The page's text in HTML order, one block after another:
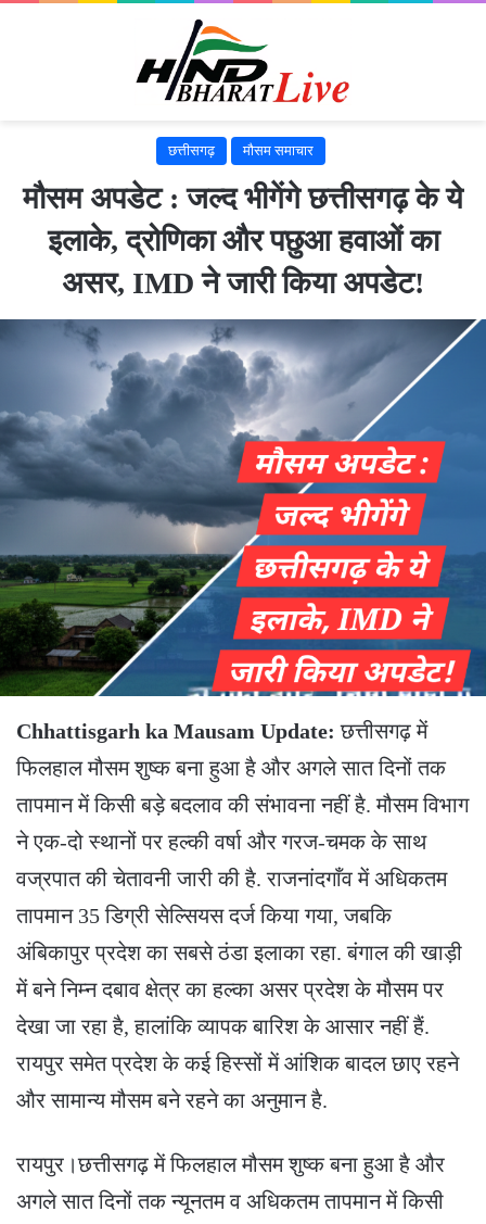
छत्तीसगढ़ मौसम समाचार
मौसम अपडेट : जल्द भीगेंगे छत्तीसगढ़ के ये
इलाके, द्रोणिका और पछुआ हवाओं का
असर, IMD ने जारी किया अपडेट!
Chhattisgarh ka Mausam Update: छत्तीसगढ़ में
फिलहाल मौसम शुष्क बना हुआ है और अगले सात दिनों तक
तापमान में किसी बड़े बदलाव की संभावना नहीं है. मौसम विभाग
ने एक-दो स्थानों पर हल्की वर्षा और गरज-चमक के साथ
वज्रपात की चेतावनी जारी की है. राजनांदगाँव में अधिकतम
तापमान 35 डिग्री सेल्सियस दर्ज किया गया, जबकि
अंबिकापुर प्रदेश का सबसे ठंडा इलाका रहा. बंगाल की खाड़ी
में बने निम्न दबाव क्षेत्र का हल्का असर प्रदेश के मौसम पर
देखा जा रहा है, हालांकि व्यापक बारिश के आसार नहीं हैं.
रायपुर समेत प्रदेश के कई हिस्सों में आंशिक बादल छाए रहने
और सामान्य मौसम बने रहने का अनुमान है.
रायपुर।छत्तीसगढ़ में फिलहाल मौसम शुष्क बना हुआ है और
अगले सात दिनों तक न्यूनतम व अधिकतम तापमान में किसी